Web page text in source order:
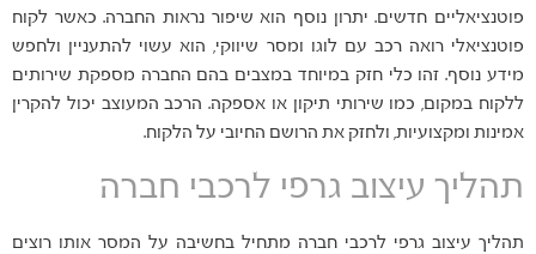
פוטנציאליים חדשים. יתרון נוסף הוא שיפור נראות החברה. כאשר לקוח
פוטנציאלי רואה רכב עם לוגו ומסר שיווקי, הוא עשוי להתעניין ולחפש
מידע נוסף. זהו כלי חזק במיוחד במצבים בהם החברה מספקת שירותים
ללקוח במקום, כמו שירותי תיקון או אספקה. הרכב המעוצב יכול להקרין
אמינות ומקצועיות, ולחזק את הרושם החיובי על הלקוח.
תהליך עיצוב גרפי לרכבי חברה
תהליך עיצוב גרפי לרכבי חברה מתחיל בחשיבה על המסר אותו רוצים